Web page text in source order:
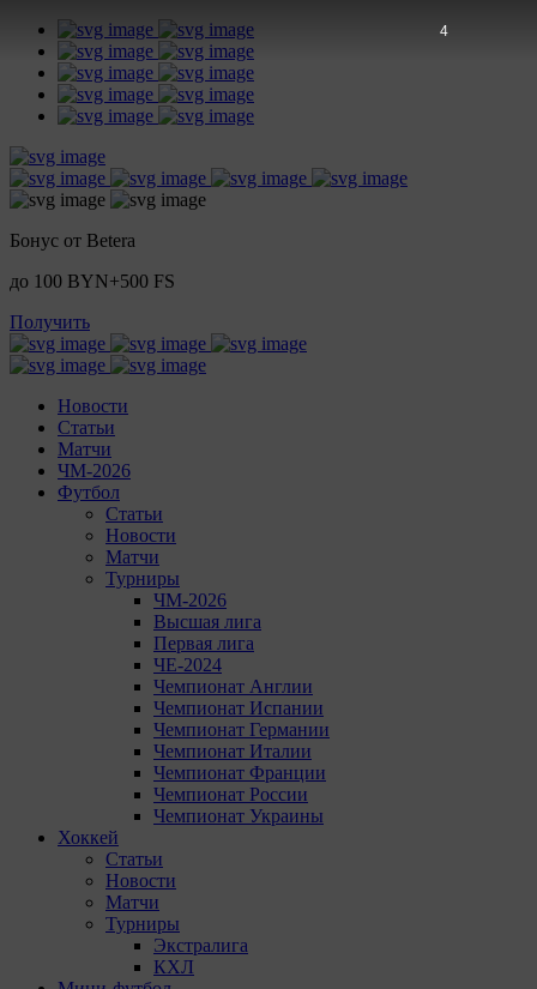
Бонус от Betera
до 100 BYN+500 FS
Получить
Новости
Статьи
Матчи
ЧМ-2026
Футбол
Статьи
Новости
Матчи
Турниры
ЧМ-2026
Высшая лига
Первая лига
ЧЕ-2024
Чемпионат Англии
Чемпионат Испании
Чемпионат Германии
Чемпионат Италии
Чемпионат Франции
Чемпионат России
Чемпионат Украины
Хоккей
Статьи
Новости
Матчи
Турниры
Экстралига
КХЛ
4